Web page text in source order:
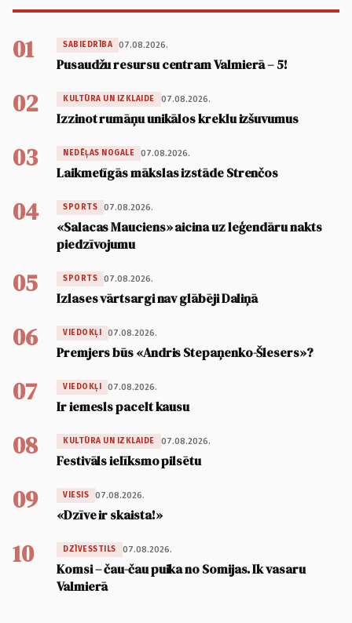
01 SABIEDRĪBA 07.08.2026.
Pusaudžu resursu centram Valmierā – 5!
02 KULTŪRA UN IZKLAIDE 07.08.2026.
Izzinot rumāņu unikālos kreklu izšuvumus
03 NEDĒĻAS NOGALE 07.08.2026.
Laikmetīgās mākslas izstāde Strenčos
04 SPORTS 07.08.2026.
«Salacas Mauciens» aicina uz leģendāru nakts
piedzīvojumu
05 SPORTS 07.08.2026.
Izlases vārtsargi nav glābēji Daliņā
06 VIEDOKĻI 07.08.2026.
Premjers būs «Andris Stepaņenko-Šlesers»?
07 VIEDOKĻI 07.08.2026.
Ir iemesls pacelt kausu
08 KULTŪRA UN IZKLAIDE 07.08.2026.
Festivāls ielīksmo pilsētu
09 VIESIS 07.08.2026.
«Dzīve ir skaista!»
10 DZĪVESSTILS 07.08.2026.
Komsi – čau-čau puika no Somijas. Ik vasaru
Valmierā